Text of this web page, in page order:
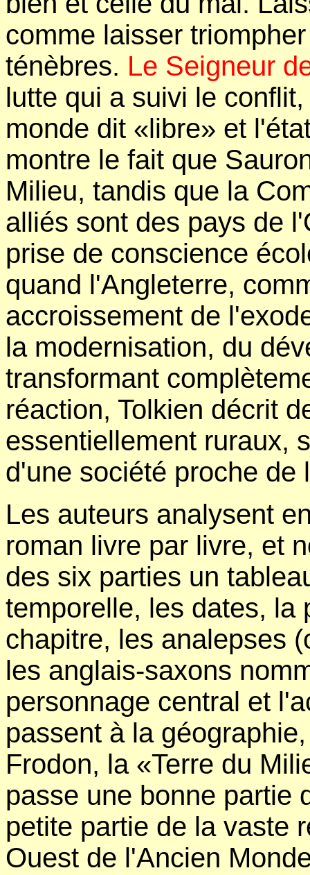
comme laisser
ténèbres. Le Seigneur
lutte qui a suivi le
monde dit «libre» et
montre le fait que
Milieu, tandis que la
alliés sont des pays de
prise de conscience
quand l'Angleterre,
accroissement de
la modernisation, du
transformant
réaction, Tolkien décrit
essentiellement ruraux,
d'une société proche de
Les auteurs analysent
roman livre par livre, et
des six parties un
temporelle, les dates, la
chapitre, les analepses
les anglais-saxons
personnage central et
passent à la
Frodon, la «Terre du
passe une bonne partie
petite partie de la vaste
Ouest de l'Ancien